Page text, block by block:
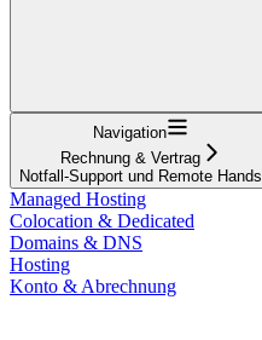
Navigation
Rechnung & Vertrag
Notfall-Support und Remote Hands
Managed Hosting
Colocation & Dedicated
Domains & DNS
Hosting
Konto & Abrechnung